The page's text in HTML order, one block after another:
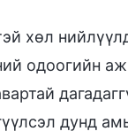
хөл
одоогийн
дунд